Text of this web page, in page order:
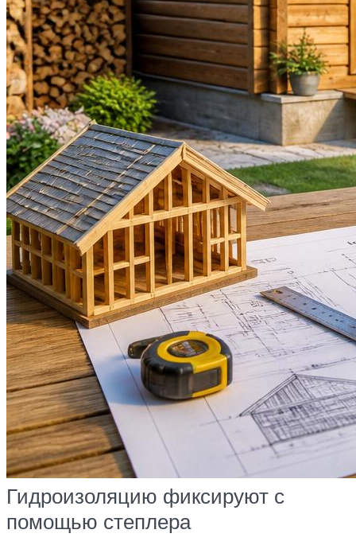
Гидроизоляцию фиксируют с
помощью степлера